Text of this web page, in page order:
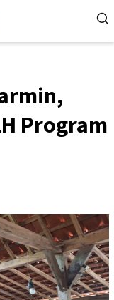
Program